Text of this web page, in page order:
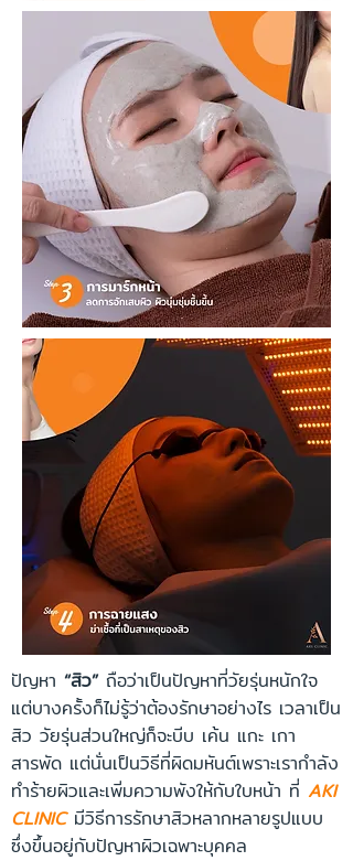
ปัญหา “สิว” ถือว่าเป็นปัญหาที่วัยรุ่นหนักใจ
แต่บางครั้งก็ไม่รู้ว่าต้องรักษาอย่างไร เวลาเป็น
สิว วัยรุ่นส่วนใหญ่ก็จะบีบ เค้น แกะ เกา
สารพัด แต่นั่นเป็นวิธีที่ผิดมหันต์เพราะเรากำลัง
ทำร้ายผิวและเพิ่มความพังให้กับใบหน้า ที่ AKI
CLINICมีวิธีการรักษาสิวหลากหลายรูปแบบ
ซึ่งขึ้นอยู่กับปัญหาผิวเฉพาะบุคคล